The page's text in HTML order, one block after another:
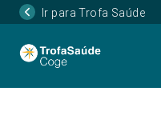
Ir para Trofa Saúde